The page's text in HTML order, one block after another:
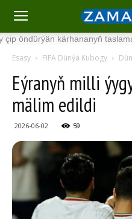
kärhananyň taslamasy
Esasy FIFA Dünýä Kubogy
Eýranyň milli
mälim edildi
2026-06-02 59